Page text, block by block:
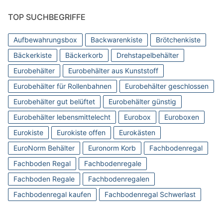
TOP SUCHBEGRIFFE
Aufbewahrungsbox Backwarenkiste
Brötchenkiste
Bäckerkiste
Bäckerkorb
Drehstapelbehälter
Eurobehälter
Eurobehälter aus Kunststoff
Eurobehälter für Rollenbahnen
Eurobehälter geschlossen
Eurobehälter gut belüftet
Eurobehälter günstig
Eurobehälter lebensmittelecht
Eurobox
Euroboxen
Eurokiste
Eurokiste offen
Eurokästen
EuroNorm Behälter
Euronorm Korb
Fachbodenregal
Fachboden Regal
Fachbodenregale
Fachboden Regale
Fachbodenregalen
Fachbodenregal kaufen
Fachbodenregal Schwerlast